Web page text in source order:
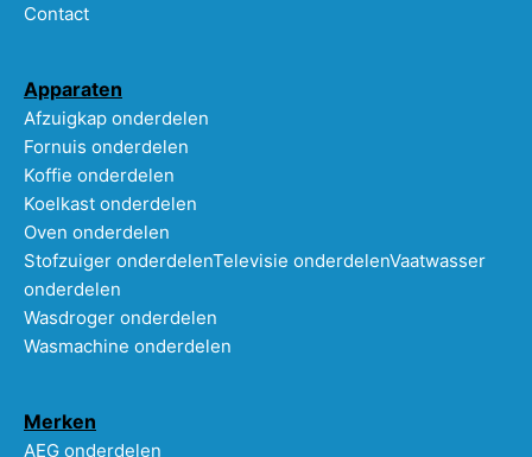
Contact
Apparaten
Afzuigkap onderdelen
Fornuis onderdelen
Koffie onderdelen
Koelkast onderdelen
Oven onderdelen
Stofzuiger onderdelenTelevisie onderdelenVaatwasser
onderdelen
Wasdroger onderdelen
Wasmachine onderdelen
Merken
AEG onderdelen